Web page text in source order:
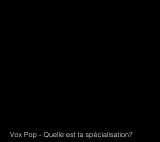
Vox Pop - Quelle est ta spécialisation?